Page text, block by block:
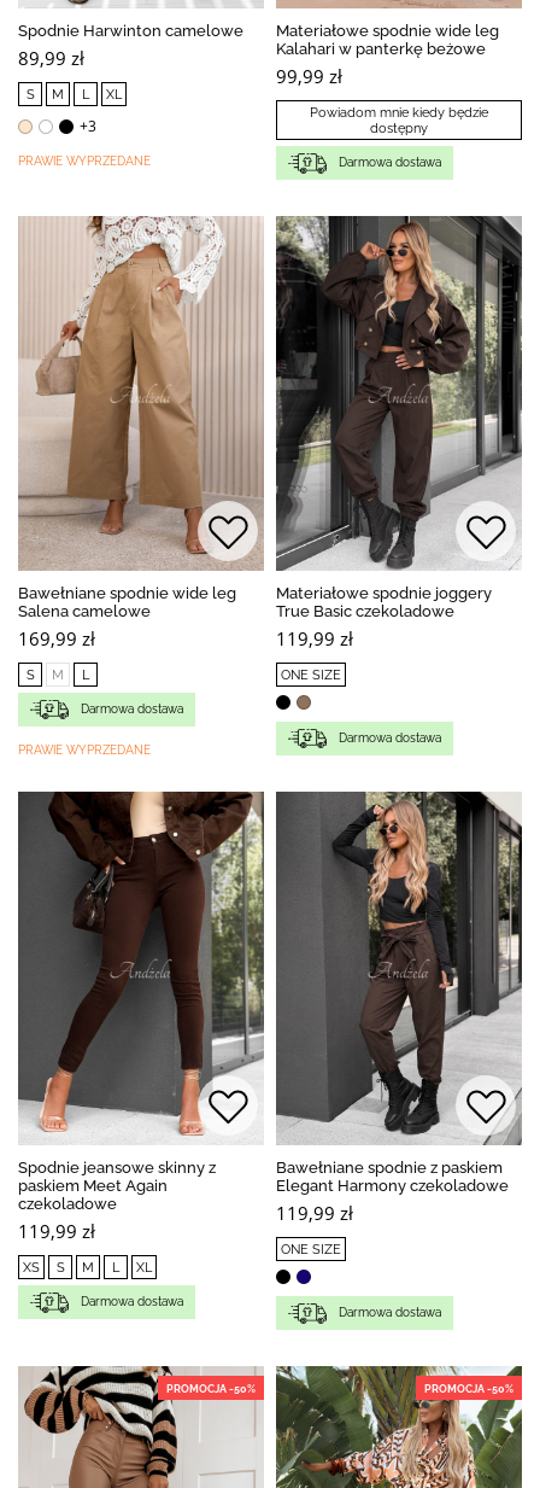
Spodnie Harwinton camelowe
89,99 zł
S M L XL
+3
PRAWIE WYPRZEDANE
Materiałowe spodnie wide leg
Kalahari w panterkę beżowe
99,99 zł
Powiadom mnie kiedy będzie
dostępny
Darmowa dostawa
Bawełniane spodnie wide leg
Salena camelowe
169,99 zł
S M L
Darmowa dostawa
PRAWIE WYPRZEDANE
Materiałowe spodnie joggery
True Basic czekoladowe
119,99 zł
ONE SIZE
Darmowa dostawa
Spodnie jeansowe skinny z
paskiem Meet Again
czekoladowe
119,99 zł
XS S M L XL
Darmowa dostawa
Bawełniane spodnie z paskiem
Elegant Harmony czekoladowe
119,99 zł
ONE SIZE
Darmowa dostawa
PROMOCJA -50% PROMOCJA -50%